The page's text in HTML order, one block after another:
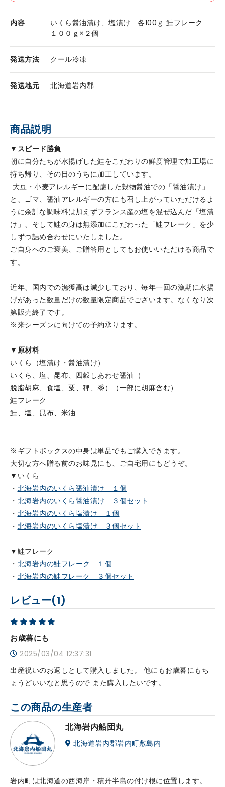
内容
いくら醤油漬け、塩漬け 各100ｇ 鮭フレーク
１００ｇ×２個
発送方法 クール冷凍
発送地元 北海道岩内郡
商品説明
▼スピード勝負
朝に自分たちが水揚げした鮭をこだわりの鮮度管理で加工場に
持ち帰り、その日のうちに加工しています。
大豆・小麦アレルギーに配慮した穀物醤油での「醤油漬け」
と、ゴマ、醤油アレルギーの方にも召し上がっていただけるよ
うに余計な調味料は加えずフランス産の塩を混ぜ込んだ「塩漬
け」、そして鮭の身は無添加にこだわった「鮭フレーク」を少
しずつ詰め合わせにいたしました。
ご自身へのご褒美、ご贈答用としてもお使いいただける商品で
す。
近年、国内での漁獲高は減少しており、毎年一回の漁期に水揚
げがあった数量だけの数量限定商品でございます。なくなり次
第販売終了です。
※来シーズンに向けての予約承ります。
▼原材料
いくら（塩漬け・醤油漬け）
いくら、塩、昆布、四穀しあわせ醤油（
脱脂胡麻、食塩、粟、稗、黍）（一部に胡麻含む）
鮭フレーク
鮭、塩、昆布、米油
※ギフトボックスの中身は単品でもご購入できます。
大切な方へ贈る前のお味見にも、ご自宅用にもどうぞ。
▼いくら
・ 北海岩内のいくら醤油漬け １個
・ 北海岩内のいくら醤油漬け ３個セット
・ 北海岩内のいくら塩漬け １個
・ 北海岩内のいくら塩漬け ３個セット
▼鮭フレーク
・ 北海岩内の鮭フレーク １個
・ 北海岩内の鮭フレーク ３個セット
レビュー(1)
お歳暮にも
2025/03/04 12:37:31
出産祝いのお返しとして購入しました。 他にもお歳暮にもち
ょうどいいなと思うので また購入したいです。
この商品の生産者
北海岩内船団丸
北海道岩内郡岩内町敷島内
岩内町は北海道の西海岸・積丹半島の付け根に位置します。